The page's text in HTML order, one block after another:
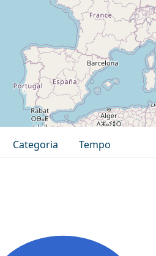
Categoria
Tempo